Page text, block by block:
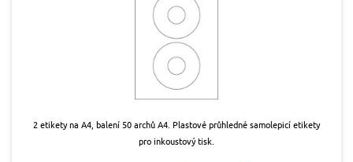
2 etikety na A4, balení 50 archů A4. Plastové průhledné samolepicí etikety
pro inkoustový tisk.